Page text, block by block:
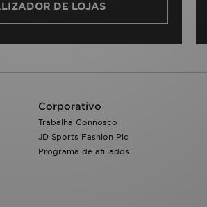
DE LOJAS
Corporativo
Trabalha Connosco
JD Sports Fashion Plc
Programa de afiliados